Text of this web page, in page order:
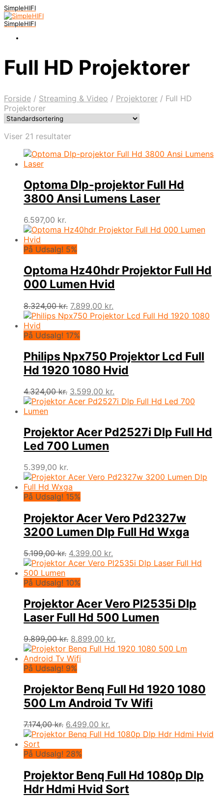
SimpleHIFI
SimpleHIFI
Full HD Projektorer
Forside / Streaming & Video / Projektorer / Full HD
Projektorer
Viser 21 resultater
Optoma Dlp-projektor Full Hd
3800 Ansi Lumens Laser
6.597,00 kr.
På Udsalg! 5%
Optoma Hz40hdr Projektor Full Hd
000 Lumen Hvid
8.324,00kr. Den
oprindelige
var:
7.899,00 kr.
aktuelle
På Udsalg! 17%
Philips Npx750 Projektor Lcd Full
Hd 1920 1080 Hvid
4.324,00kr. Den
oprindelige
4.324,00 kr..
3.599,00 kr.
aktuelle
3.599,00 kr..
Projektor Acer Pd2527i Dlp Full Hd
Led 700 Lumen
5.399,00 kr.
På Udsalg! 15%
Projektor Acer Vero Pd2327w
3200 Lumen Dlp Full Hd Wxga
5.199,00kr. Den
oprindelige
var:
4.399,00 kr.
aktuelle
På Udsalg! 10%
Projektor Acer Vero Pl2535i Dlp
Laser Full Hd 500 Lumen
9.899,00kr. Den
oprindelige
pris
var:
8.899,00 kr.
aktuelle
På Udsalg! 9%
Projektor Benq Full Hd 1920 1080
500 Lm Android Tv Wifi
7.174,00kr. Den
oprindelige
var:
6.499,00 kr.
aktuelle
På Udsalg! 28%
Projektor Benq Full Hd 1080p Dlp
Hdr Hdmi Hvid Sort